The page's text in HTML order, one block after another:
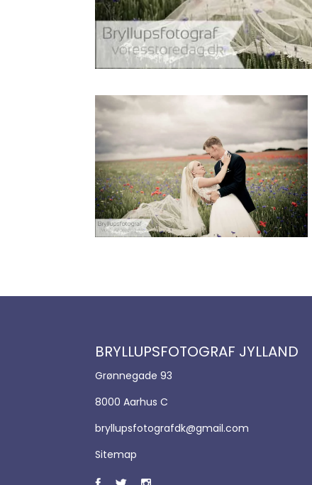
BRYLLUPSFOTOGRAF JYLLAND
Grønnegade 93
8000 Aarhus C
bryllupsfotografdk@gmail.com
Sitemap